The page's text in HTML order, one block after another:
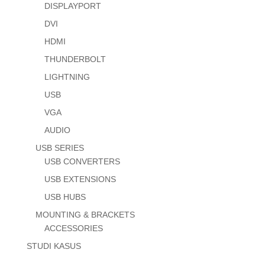
DISPLAYPORT
DVI
HDMI
THUNDERBOLT
LIGHTNING
USB
VGA
AUDIO
USB SERIES
USB CONVERTERS
USB EXTENSIONS
USB HUBS
MOUNTING & BRACKETS
ACCESSORIES
STUDI KASUS